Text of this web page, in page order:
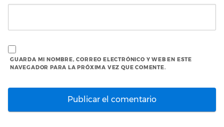
GUARDA MI NOMBRE, CORREO ELECTRÓNICO Y WEB EN ESTE
NAVEGADOR PARA LA PRÓXIMA VEZ QUE COMENTE.